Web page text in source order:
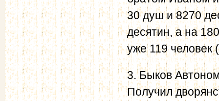
30 душ и 8270
десятин, а на
уже 119
3. Быков
Получил